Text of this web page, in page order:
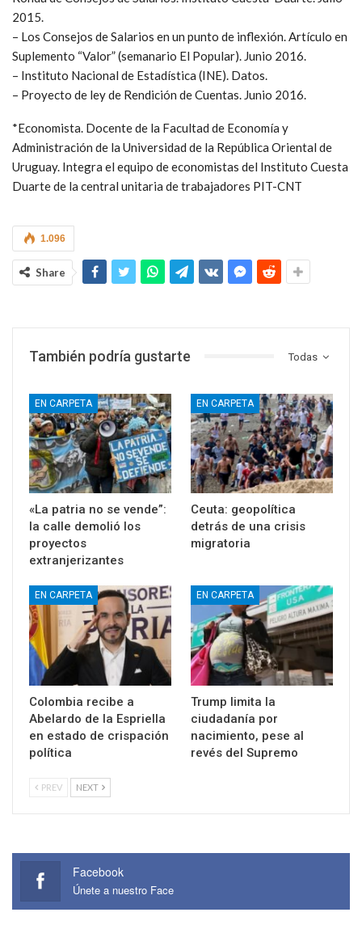
2015.
– Los Consejos de Salarios en un punto de inflexión. Artículo en
Suplemento “Valor” (semanario El Popular). Junio 2016.
– Instituto Nacional de Estadística (INE). Datos.
– Proyecto de ley de Rendición de Cuentas. Junio 2016.
*Economista. Docente de la Facultad de Economía y
Administración de la Universidad de la República Oriental de
Uruguay. Integra el equipo de economistas del Instituto Cuesta
Duarte de la central unitaria de trabajadores PIT-CNT
1.096
Share
Todas
También podría gustarte
EN CARPETA
«La patria no se vende”:
la calle demolió los
proyectos
extranjerizantes
EN CARPETA
Ceuta: geopolítica
detrás de una crisis
migratoria
EN CARPETA
Colombia recibe a
Abelardo de la Espriella
en estado de crispación
política
EN CARPETA
Trump limita la
ciudadanía por
nacimiento, pese al
revés del Supremo
PREV NEXT
Facebook
Únete a nuestro Face